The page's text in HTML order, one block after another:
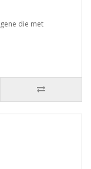
die met